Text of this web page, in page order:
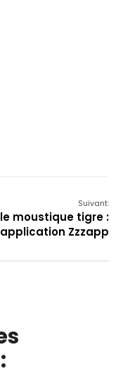
Suivant:
moustique tigre :
Zzzapp